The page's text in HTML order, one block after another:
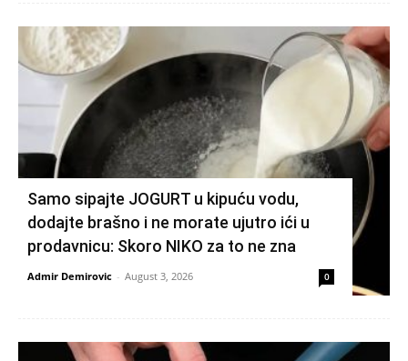
Samo sipajte JOGURT u kipuću vodu,
dodajte brašno i ne morate ujutro ići u
prodavnicu: Skoro NIKO za to ne zna
Admir Demirovic - August 3, 2026 0